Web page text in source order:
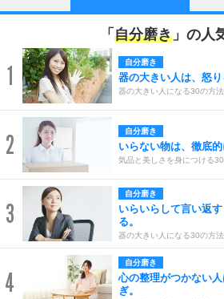
「 自分磨き 」の人
1 自分磨き
器の大きい人は、怒り
器の大きい人になる30の方法
2 自分磨き
いらない物は、徹底的
気品と美しさを身につける
3
自分磨き
いらいらして言い返
る。
器の大きい人になる30の方法
4
自分磨き
心の整理がつかない
ぎ。